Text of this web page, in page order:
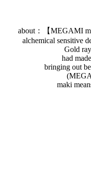
about：【MEGAMI
alchemical sensitive
Gold
had
bringing out
maki